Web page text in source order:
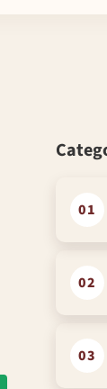
01
02
03